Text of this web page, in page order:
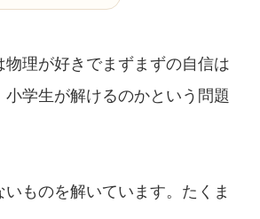
物理が好きでまずまずの自信は
小学生が解けるのかという問題
ものを解いています。たくま